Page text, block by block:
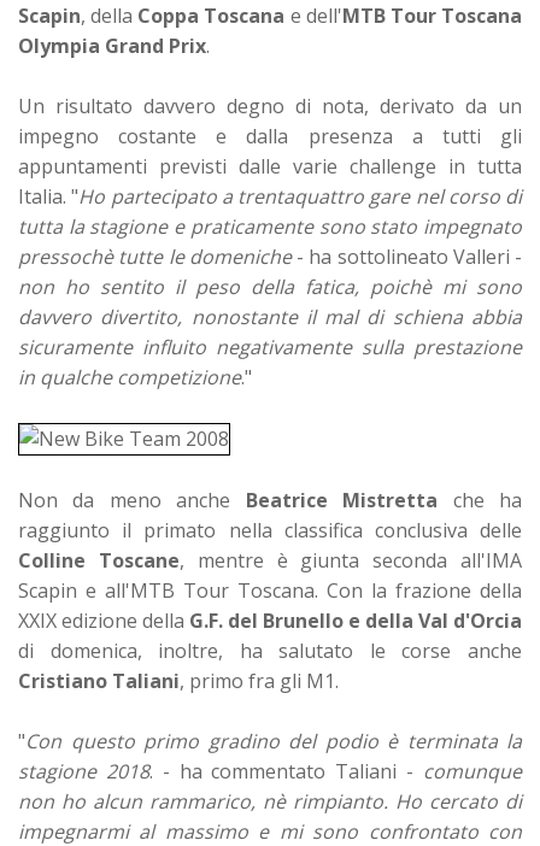
Scapin, della Coppa Toscana e dell'MTB Tour Toscana
Olympia Grand Prix.
Un risultato davvero degno di nota, derivato da un
impegno costante e dalla presenza a tutti gli
appuntamenti previsti dalle varie challenge in tutta
Italia. "Ho partecipato a trentaquattro gare nel corso di
tutta la stagione e praticamente sono stato impegnato
pressochè tutte le domeniche- ha sottolineato Valleri -
non ho sentito il peso della fatica, poichè mi sono
davvero divertito, nonostante il mal di schiena abbia
sicuramente influito negativamente sulla prestazione
in qualche competizione."
Non da meno anche Beatrice Mistretta che ha
raggiunto il primato nella classifica conclusiva delle
Colline Toscane, mentre è giunta seconda all'IMA
Scapin e all'MTB Tour Toscana. Con la frazione della
XXIX edizione della G.F. del Brunello e della Val d'Orcia
di domenica, inoltre, ha salutato le corse anche
Cristiano Taliani, primo fra gli M1.
"Con questo primo gradino del podio è terminata la
stagione 2018. - ha commentato Taliani - comunque
non ho alcun rammarico, nè rimpianto. Ho cercato di
impegnarmi al massimo e mi sono confrontato con